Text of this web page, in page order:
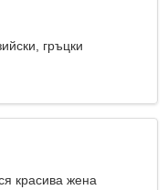
гръцки
красива жена